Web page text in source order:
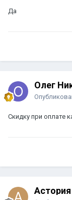
Да
Олег
Скидку при оплате
Астория